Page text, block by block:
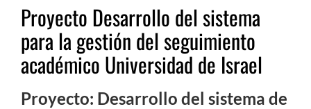
Proyecto Desarrollo del sistema
para la gestión del seguimiento
académico Universidad de Israel
Proyecto: Desarrollo del sistema de